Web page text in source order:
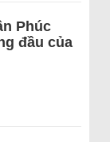
Phúc
đầu của